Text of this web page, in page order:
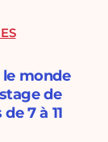
monde
de
7 à 11